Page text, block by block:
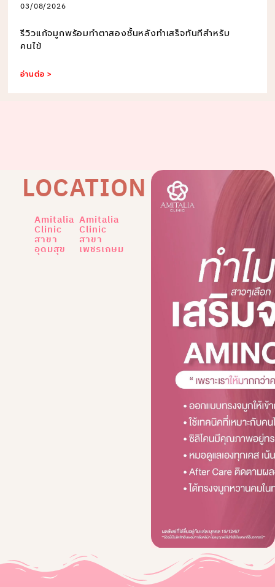
03/08/2026
รีวิวแก้จมูกพร้อมทำตาสองชั้นหลังทำเสร็จทันทีสำหรับ
คนไข้
อ่านต่อ >
LOCATION
Amitalia
Clinic
สาขา
อุดมสุข
Amitalia
Clinic
สาขา
เพชรเกษม